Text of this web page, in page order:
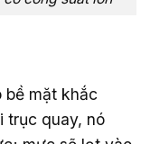
bề mặt khắc
trục quay, nó